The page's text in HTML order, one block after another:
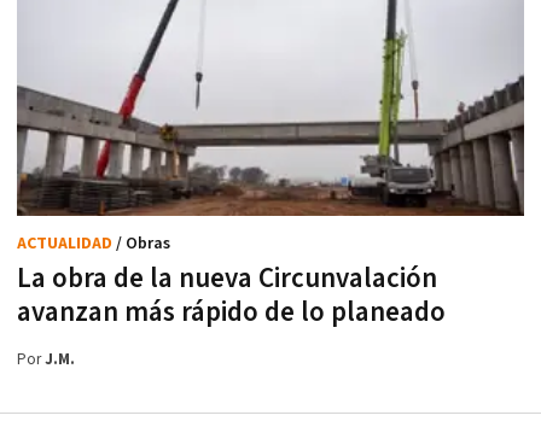
La obra de la nueva Circunvalación
avanzan más rápido de lo planeado
ACTUALIDAD / Obras
PorJ.M.